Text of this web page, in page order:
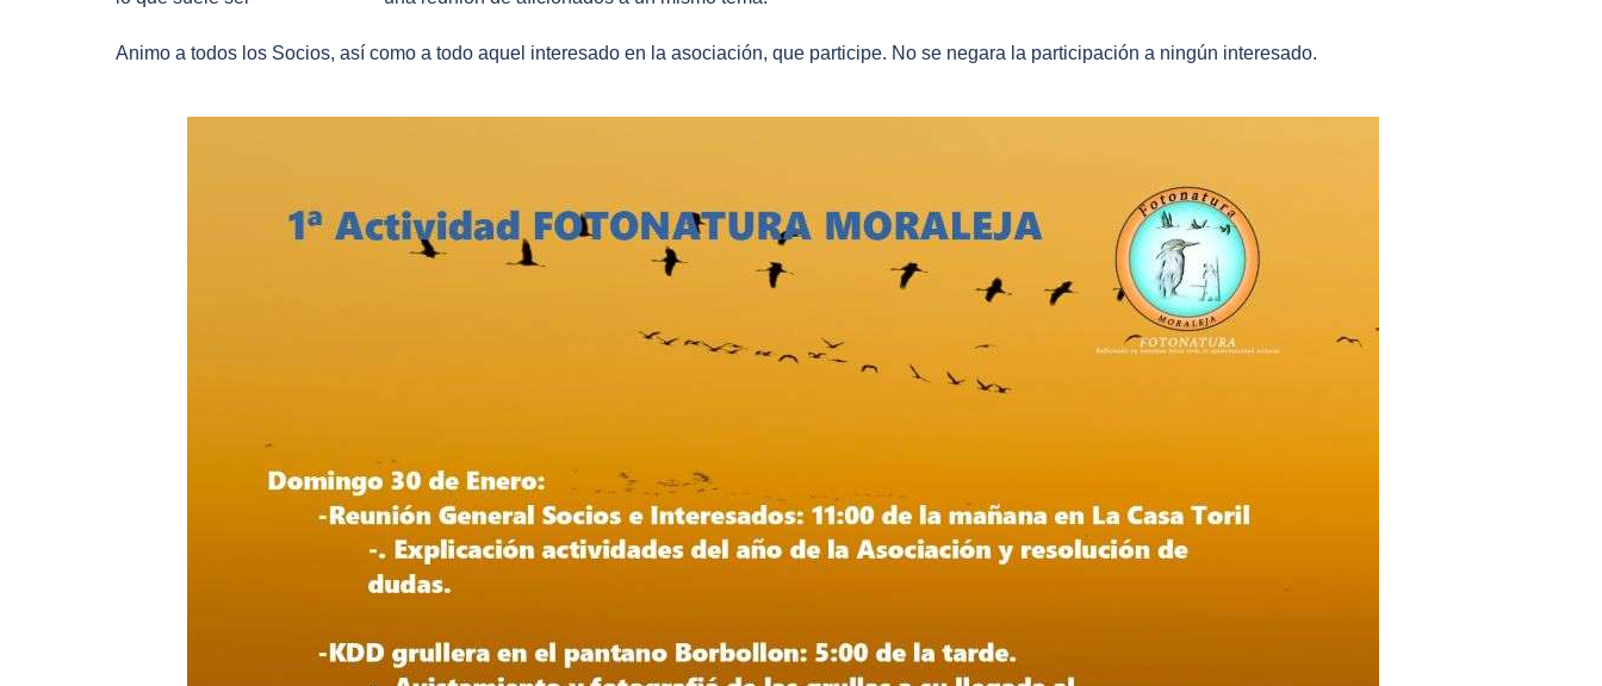
Animo a todos los Socios, así como a todo aquel interesado en la asociación, que participe. No se negara la participación a ningún interesado.